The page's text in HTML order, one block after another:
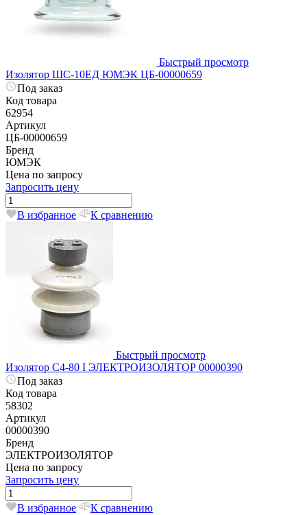
Быстрый просмотр
Изолятор ШС-10ЕД ЮМЭК ЦБ-00000659
Под заказ
Код товара
62954
Артикул
ЦБ-00000659
Бренд
ЮМЭК
Цена по запросу
Запросить цену
В избранное К сравнению
Быстрый просмотр
Изолятор С4-80 I ЭЛЕКТРОИЗОЛЯТОР 00000390
Под заказ
Код товара
58302
Артикул
00000390
Бренд
ЭЛЕКТРОИЗОЛЯТОР
Цена по запросу
Запросить цену
В избранное К сравнению